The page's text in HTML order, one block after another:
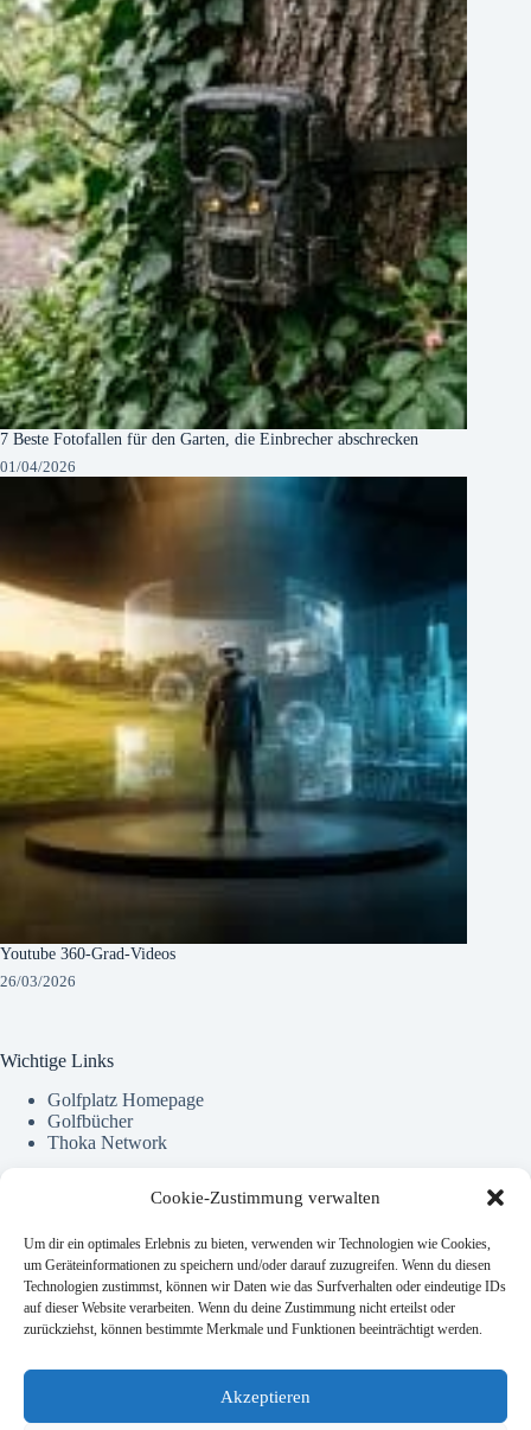
Cookie-Zustimmung verwalten
Um dir ein optimales Erlebnis zu bieten, verwenden wir Technologien wie Cookies,
um Geräteinformationen zu speichern und/oder darauf zuzugreifen. Wenn du diesen
Technologien zustimmst, können wir Daten wie das Surfverhalten oder eindeutige IDs
auf dieser Website verarbeiten. Wenn du deine Zustimmung nicht erteilst oder
zurückziehst, können bestimmte Merkmale und Funktionen beeinträchtigt werden.
Akzeptieren
7 Beste Fotofallen für den Garten, die Einbrecher abschrecken
01/04/2026
Youtube 360-Grad-Videos
26/03/2026
Wichtige Links
Golfplatz Homepage
Golfbücher
Thoka Network
Eine private Seite über dies und das.
Addresse:
Dorfstraße 21 · 24975 Husby